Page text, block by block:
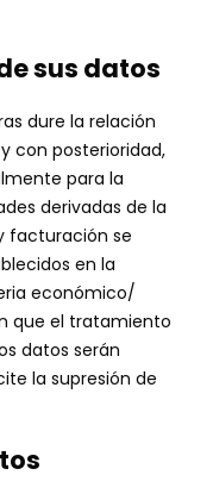
sus datos
dure la relación
con posterioridad,
para la
derivadas de la
facturación se
en la
económico/
que el tratamiento
datos serán
la supresión de